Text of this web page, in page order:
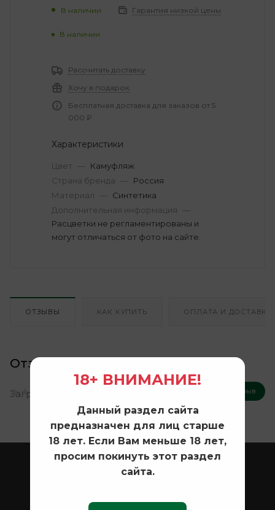
В наличии Гарантия низкой цены
В наличии
Рассчитать доставку
Хочу в подарок
Бесплатная доставка для заказов от 5
000 ₽
Характеристики
Цвет — Камуфляж
Страна бренда — Россия
Материал — Синтетика
Дополнительная информация —
Расцветки не регламентированы и
могут отличаться от фото на сайте.
ОТЗЫВЫ КАК КУПИТЬ ОПЛАТА И ДОСТАВКА
Отзывы
Оставить отзыв
Загрузка отзывов...
ОХОТА
18+ ВНИМАНИЕ!
Данный раздел сайта
предназначен для лиц старше
18 лет. Если Вам меньше 18 лет,
просим покинуть этот раздел
сайта.